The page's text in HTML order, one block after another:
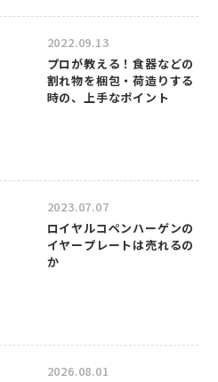
2022.09.13
プロが教える！食器などの
割れ物を梱包・荷造りする
時の、上手なポイント
2023.07.07
ロイヤルコペンハーゲンの
イヤープレートは売れるの
か
2026.08.01